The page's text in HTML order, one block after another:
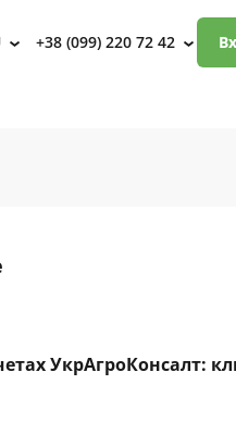
› +38 (099) 220 72 42 ›
УкрАгроКонсалт: